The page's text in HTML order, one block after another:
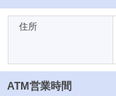
住所
ATM営業時間